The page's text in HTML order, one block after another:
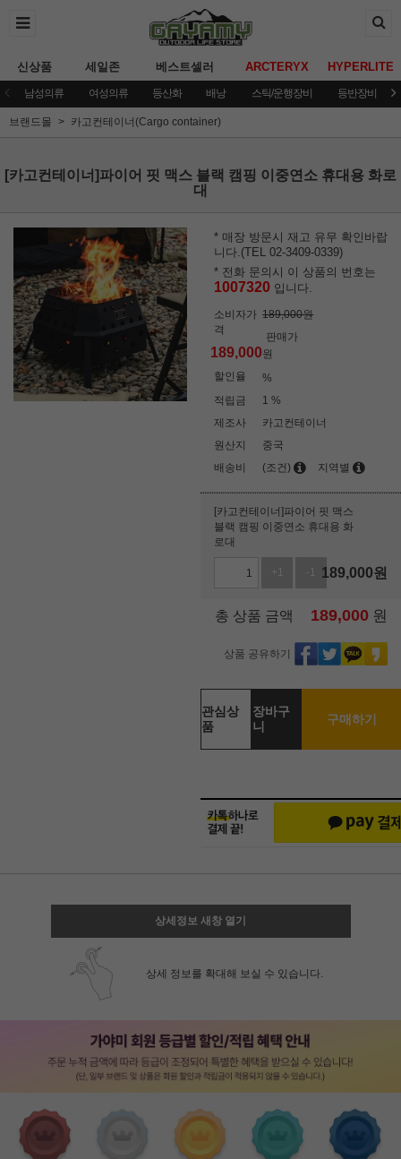
신상품 세일존 베스트셀러 ARCTERYX HYPERLITE
남성의류 여성의류 등산화 배낭 스틱/운행장비 등반장비
브랜드몰 카고컨테이너(Cargo container)
[카고컨테이너]파이어 핏 맥스 블랙 캠핑 이중연소 휴대용 화로
대
* 매장 방문시 재고 유무 확인바랍
니다.(TEL 02-3409-0339)
* 전화 문의시 이 상품의 번호는
1007320 입니다.
소비자가
격
189,000원
판매가
189,000원
할인율
%
적립금
1 %
제조사
카고컨테이너
원산지
중국
배송비
(조건) 지역별
[카고컨테이너]파이어 핏 맥스
블랙 캠핑 이중연소 휴대용 화
로대
+1 -1 189,000원
총 상품 금액 189,000 원
상품 공유하기
관심상
품
장바구
니
구매하기
상세정보 새창 열기
상세 정보를 확대해 보실 수 있습니다.